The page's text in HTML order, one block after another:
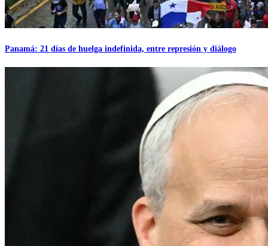
Panamá: 21 días de huelga indefinida, entre represión y diálogo